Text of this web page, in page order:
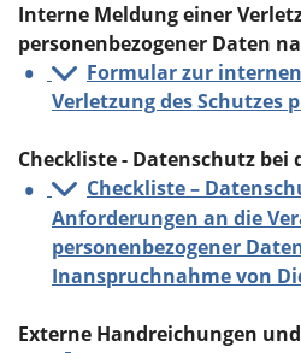
Interne Meldung einer
personenbezogener Daten
Formular zur
Verletzung des Schutzes
Checkliste - Datenschutz bei
Checkliste –
Anforderungen an die
personenbezogener
Inanspruchnahme von
Externe Handreichungen